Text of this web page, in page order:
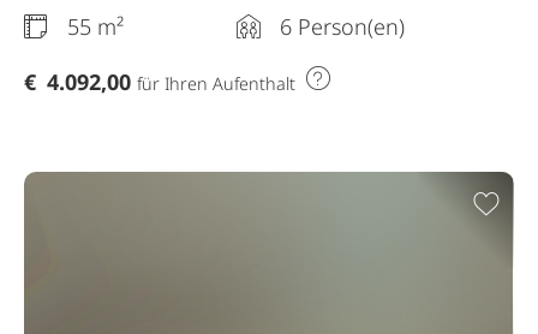
55 m²
6 Person(en)
€ 4.092,00 für Ihren Aufenthalt